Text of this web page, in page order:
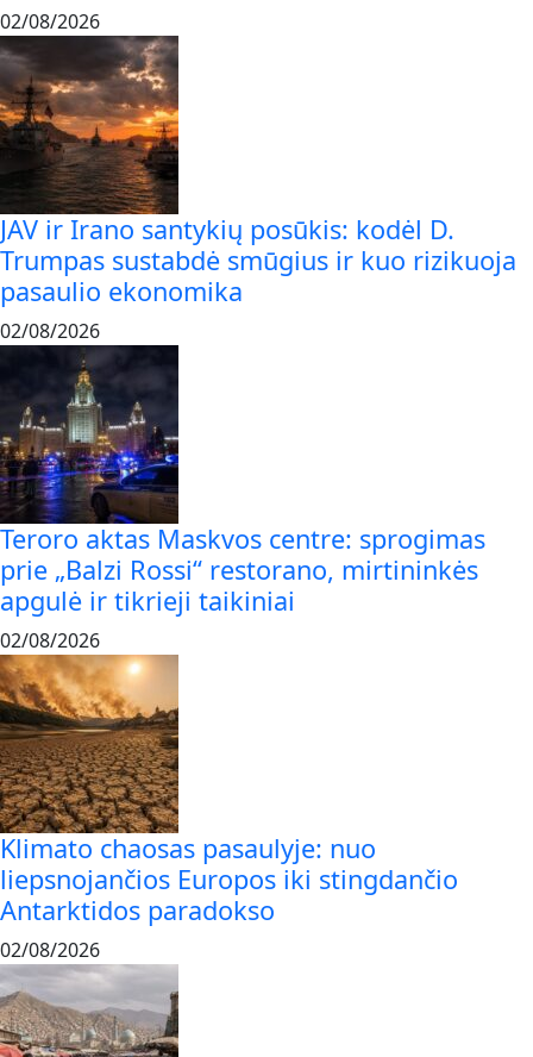
02/08/2026
JAV ir Irano santykių posūkis: kodėl D.
Trumpas sustabdė smūgius ir kuo rizikuoja
pasaulio ekonomika
02/08/2026
Teroro aktas Maskvos centre: sprogimas
prie „Balzi Rossi“ restorano, mirtininkės
apgulė ir tikrieji taikiniai
02/08/2026
Klimato chaosas pasaulyje: nuo
liepsnojančios Europos iki stingdančio
Antarktidos paradokso
02/08/2026